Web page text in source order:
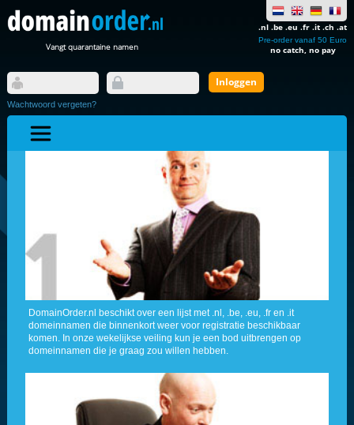
Vangt quarantaine namen
.nl .be .eu .fr .it .ch .at
Pre-order vanaf 50 Euro
no catch, no pay
Wachtwoord vergeten?
DomainOrder.nl beschikt over een lijst met .nl, .be, .eu, .fr en .it
domeinnamen die binnenkort weer voor registratie beschikbaar
komen. In onze wekelijkse veiling kun je een bod uitbrengen op
domeinnamen die je graag zou willen hebben.